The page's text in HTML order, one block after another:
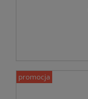
promocja